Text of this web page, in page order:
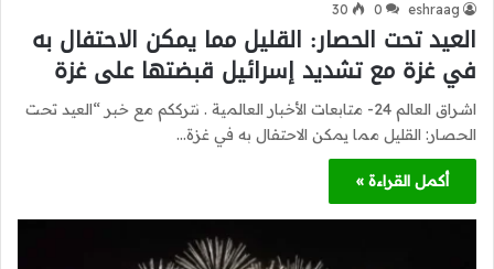
eshraag
0
30
العيد تحت الحصار: القليل مما يمكن الاحتفال به
في غزة مع تشديد إسرائيل قبضتها على غزة
اشراق العالم 24- متابعات الأخبار العالمية . نترككم مع خبر “العيد تحت
الحصار: القليل مما يمكن الاحتفال به في غزة…
أكمل القراءة »